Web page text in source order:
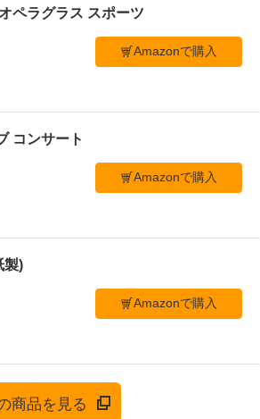
ペラグラス スポーツ
Amazonで購入
コンサート
Amazonで購入
製)
Amazonで購入
商品を見る